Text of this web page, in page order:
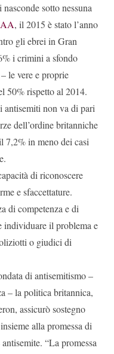
sotto nessuna
, il 2015 è stato l’anno
gli ebrei in Gran
i crimini a sfondo
le vere e proprie
50% rispetto al 2014.
antisemiti non va di pari
dell’ordine britanniche
7,2% in meno dei casi
di riconoscere
e sfaccettature.
di competenza e di
individuare il problema e
o giudici di
di antisemitismo –
– la politica britannica,
assicurò sostegno
alla promessa di
“La promessa